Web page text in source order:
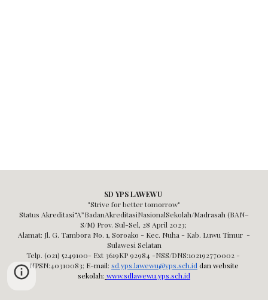
SD YPS LAWEWU
"Strive for better tomorrow"
Status Akreditasi“A”BadanAkreditasiNasionalSekolah/Madrasah (BAN–
S/M) Prov. Sul-Sel, 28 April 2023;
Alamat: Jl. G. Tambora No. 1, Soroako - Kec. Nuha - Kab. Luwu Timur -
Sulawesi Selatan
Telp. (021) 5249100- Ext 3619KP 92984 -NSS/DNS:102192770002 -
NPSN:40310083; E-mail: sd.yps.lawewu@yps.sch.id dan website
sekolah: www.sdlawewu.yps.sch.id